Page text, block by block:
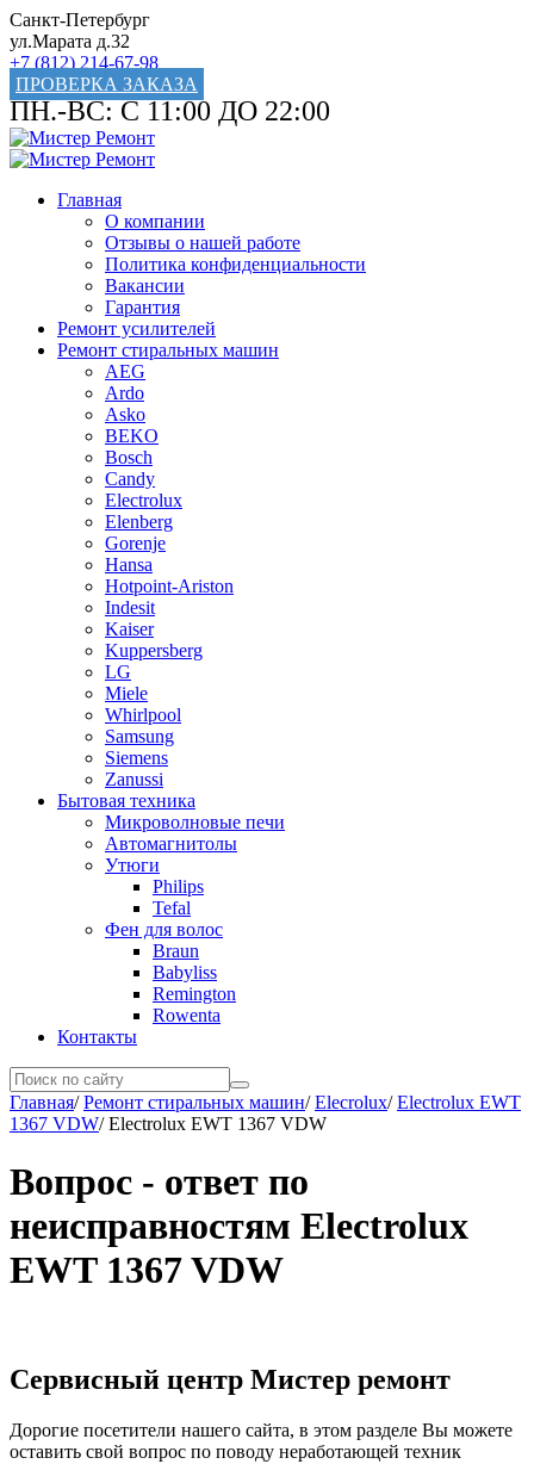
Санкт-Петербург
ул.Марата д.32
+7 (812) 214-67-98
ПРОВЕРКА ЗАКАЗА
ПН.-ВС: С 11:00 ДО 22:00
Главная
О компании
Отзывы о нашей работе
Политика конфиденциальности
Вакансии
Гарантия
Ремонт усилителей
Ремонт стиральных машин
AEG
Ardo
Asko
BEKO
Bosch
Candy
Electrolux
Elenberg
Gorenje
Hansa
Hotpoint-Ariston
Indesit
Kaiser
Kuppersberg
LG
Miele
Whirlpool
Samsung
Siemens
Zanussi
Бытовая техника
Микроволновые печи
Автомагнитолы
Утюги
Philips
Tefal
Фен для волос
Braun
Babyliss
Remington
Rowenta
Контакты
Главная/Ремонт стиральных машин/Elecrolux/Electrolux EWT
1367 VDW/Electrolux EWT 1367 VDW
Вопрос - ответ по
неисправностям Electrolux
EWT 1367 VDW
Сервисный центр Мистер ремонт
Дорогие посетители нашего сайта, в этом разделе Вы можете
оставить свой вопрос по поводу неработающей техник